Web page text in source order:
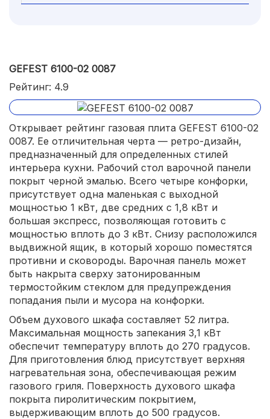
GEFEST 6100-02 0087
Рейтинг: 4.9
Открывает рейтинг газовая плита GEFEST 6100-02
0087. Ее отличительная черта — ретро-дизайн,
предназначенный для определенных стилей
интерьера кухни. Рабочий стол варочной панели
покрыт черной эмалью. Всего четыре конфорки,
присутствует одна маленькая с выходной
мощностью 1 кВт, две средних с 1,8 кВт и
большая экспресс, позволяющая готовить с
мощностью вплоть до 3 кВт. Снизу расположился
выдвижной ящик, в который хорошо поместятся
противни и сковороды. Варочная панель может
быть накрыта сверху затонированным
термостойким стеклом для предупреждения
попадания пыли и мусора на конфорки.
Объем духового шкафа составляет 52 литра.
Максимальная мощность запекания 3,1 кВт
обеспечит температуру вплоть до 270 градусов.
Для приготовления блюд присутствует верхняя
нагревательная зона, обеспечивающая режим
газового гриля. Поверхность духового шкафа
покрыта пиролитическим покрытием,
выдерживающим вплоть до 500 градусов.